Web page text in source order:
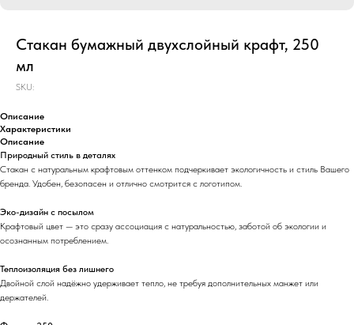
Стакан бумажный двухслойный крафт, 250
мл
SKU:
Описание
Характеристики
Описание
Природный стиль в деталях
Стакан с натуральным крафтовым оттенком подчеркивает экологичность и стиль Вашего
бренда. Удобен, безопасен и отлично смотрится с логотипом.
Эко-дизайн с посылом
Крафтовый цвет — это сразу ассоциация с натуральностью, заботой об экологии и
осознанным потреблением.
Теплоизоляция без лишнего
Двойной слой надёжно удерживает тепло, не требуя дополнительных манжет или
держателей.